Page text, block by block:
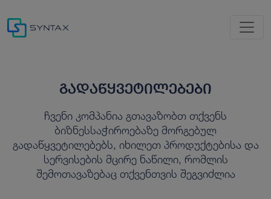
გადაწყვეტილებები
ჩვენი კომპანია გთავაზობთ თქვენს
ბიზნესსაჭიროებაზე მორგებულ
გადაწყვეტილებებს, იხილეთ პროდუქტებისა და
სერვისების მცირე ნაწილი, რომლის
შემოთავაზებაც თქვენთვის შეგვიძლია